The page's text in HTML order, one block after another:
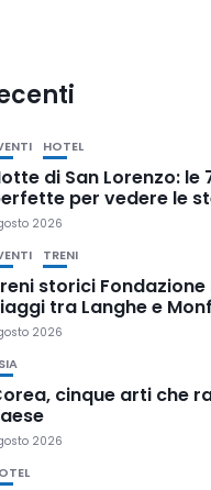
HOTEL
di San Lorenzo: le
per vedere le
2026
TRENI
storici Fondazione
tra Langhe e
2026
cinque arti che
2026